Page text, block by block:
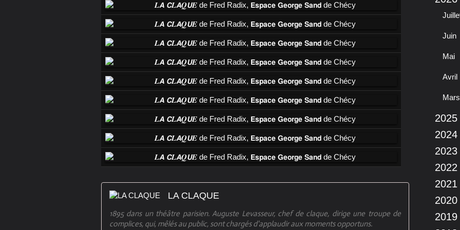
LA CLAQUE
1895 dans un théâtre parisien. Auguste Levasseur, chef de claque, dirige une troupe de
complices, qui, mêlés au public, sont chargés d'applaudir aux moments opportuns.
Juin
Mai
Avril
Mars
2025
2024
2023
2022
2021
2020
2019